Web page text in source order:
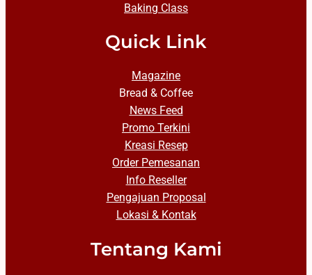
Baking Class
Quick Link
Magazine
Bread & Coffee
News Feed
Promo Terkini
Kreasi Resep
Order Pemesanan
Info Reseller
Pengajuan Proposal
Lokasi & Kontak
Tentang Kami